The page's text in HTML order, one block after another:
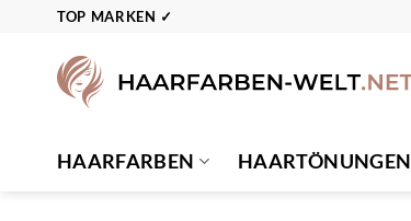
springen
TOP MARKEN ✓
HAARFARBEN HAARTÖNUNGEN